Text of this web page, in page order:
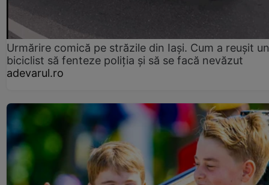
Urmărire comică pe străzile din Iași. Cum a reușit un
biciclist să fenteze poliția și să se facă nevăzut
adevarul.ro